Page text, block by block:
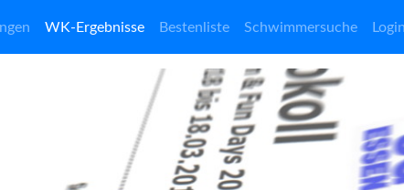
WK-Ergebnisse Bestenliste Schwimmersuche